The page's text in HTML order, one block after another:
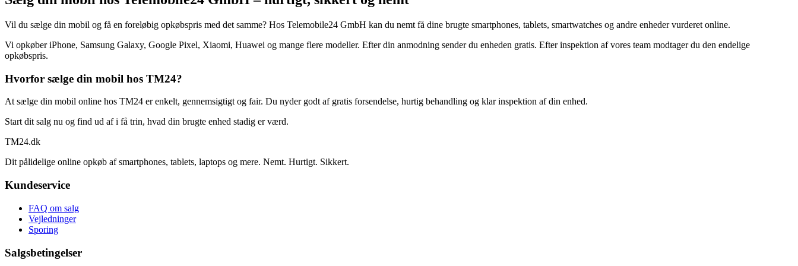
Vil du sælge din mobil og få en foreløbig opkøbspris med det samme? Hos Telemobile24 GmbH kan du nemt få dine brugte smartphones, tablets, smartwatches og andre enheder vurderet online.
Vi opkøber iPhone, Samsung Galaxy, Google Pixel, Xiaomi, Huawei og mange flere modeller. Efter din anmodning sender du enheden gratis. Efter inspektion af vores team modtager du den endelige
opkøbspris.
Hvorfor sælge din mobil hos TM24?
At sælge din mobil online hos TM24 er enkelt, gennemsigtigt og fair. Du nyder godt af gratis forsendelse, hurtig behandling og klar inspektion af din enhed.
Start dit salg nu og find ud af i få trin, hvad din brugte enhed stadig er værd.
TM24.dk
Dit pålidelige online opkøb af smartphones, tablets, laptops og mere. Nemt. Hurtigt. Sikkert.
Kundeservice
FAQ om salg
Vejledninger
Sporing
Salgsbetingelser